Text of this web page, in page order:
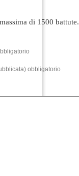
di 1500 battute.
obbligatorio